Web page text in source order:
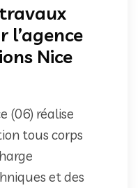
l’agence
Nice
(06) réalise
tous corps
et des